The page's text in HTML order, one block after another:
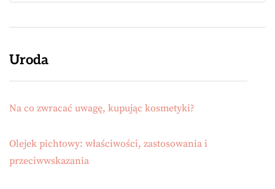
Uroda
Na co zwracać uwagę, kupując kosmetyki?
Olejek pichtowy: właściwości, zastosowania i
przeciwwskazania